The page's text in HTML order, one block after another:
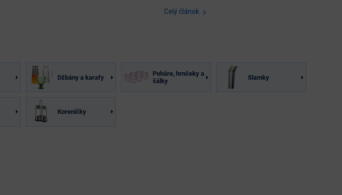
veľmi ovplyvňuje to, ako sa cítite. Poďte sa
Celý článok
Džbány a karafy
Poháre, hrnčeky a
šálky
Slamky
Koreničky